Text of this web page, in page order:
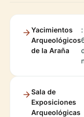
Yacimientos
Arqueológicos
de la Araña
Sala de
Exposiciones
Arqueológicas